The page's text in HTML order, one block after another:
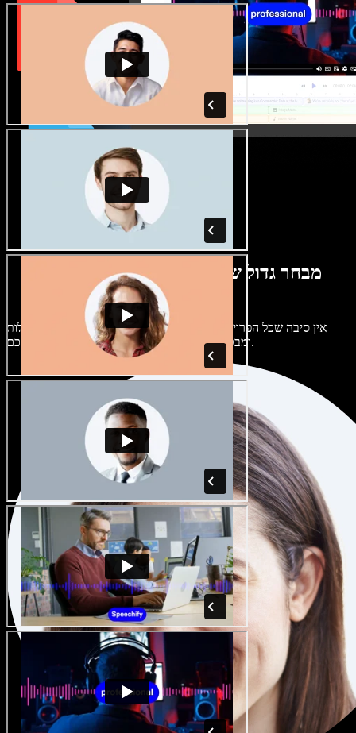
מבחר גדול של קולות נשים וגברים במגוון
מבטאים
אין סיבה שכל הפרויקטים יישמעו אותו דבר. בחרו מתוך מאות קולות
ומבטאים של בינה מלאכותית והתאימו אותם אליכם.